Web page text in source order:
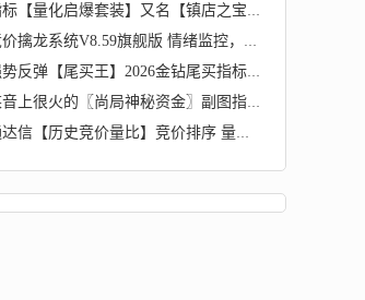
指标【量化启爆套装】又名【镇店之宝套装】波...
竞价擒龙系统V8.59旗舰版 情绪监控，追涨、打...
强势反弹【尾买王】2026金钻尾买指标、波段顺...
某音上很火的〖尚局神秘资金〗副图指标 可以看...
通达信【历史竞价量比】竞价排序 量比为王 副...